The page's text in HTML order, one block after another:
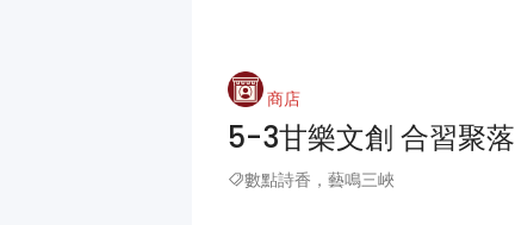
商店
5-3甘樂文創 合習聚落
數點詩香，藝鳴三峽